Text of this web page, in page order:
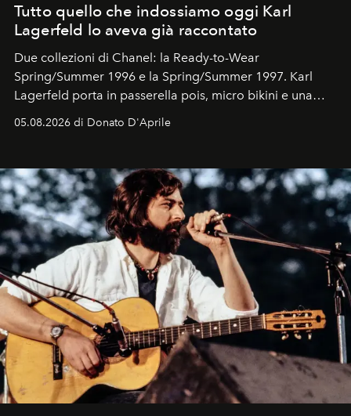
Tutto quello che indossiamo oggi Karl
Lagerfeld lo aveva già raccontato
Due collezioni di Chanel: la Ready-to-Wear
Spring/Summer 1996 e la Spring/Summer 1997. Karl
Lagerfeld porta in passerella pois, micro bikini e una
logomania pensata per la spiaggia
Kate, Claudia e Carla una dietro l'altra. Trent'anni dopo,
uno dei documenti più contemporanei che abbiamo.
05.08.2026 di Donato D'Aprile